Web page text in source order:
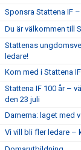
Sponsra Stattena IF
Du är välkommen till
Stattenas
ledare!
Kom med i Stattena
Stattena IF 100 år –
den 23 juli
Damerna: laget med
Vi vill bli fler ledare –